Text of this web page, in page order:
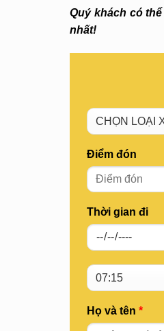
Quý khách có
nhất!
Điểm đón
Thời gian đi
Họ và tên *